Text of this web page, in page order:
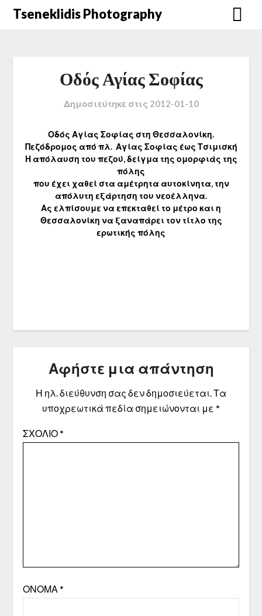
Μετάβαση
Tseneklidis Photography
Οδός Αγίας Σοφίας
Δημοσιεύτηκε στις 2012-01-10
Οδός Αγίας Σοφίας στη Θεσσαλονίκη.
Πεζόδρομος από πλ. Αγίας Σοφίας έως Τσιμισκή
Η απόλαυση του πεζού, δείγμα της ομορφιάς της
πόλης
που έχει χαθεί στα αμέτρητα αυτοκίνητα, την
απόλυτη εξάρτηση του νεοέλληνα.
Ας ελπίσουμε να επεκταθεί το μέτρο και η
Θεσσαλονίκη να ξαναπάρει τον τίτλο της
ερωτικής πόλης
Αφήστε μια απάντηση
Η ηλ. διεύθυνση σας δεν δημοσιεύεται.Τα
υποχρεωτικά πεδία σημειώνονται με *
ΣΧΌΛΙΟ*
ΌΝΟΜΑ *